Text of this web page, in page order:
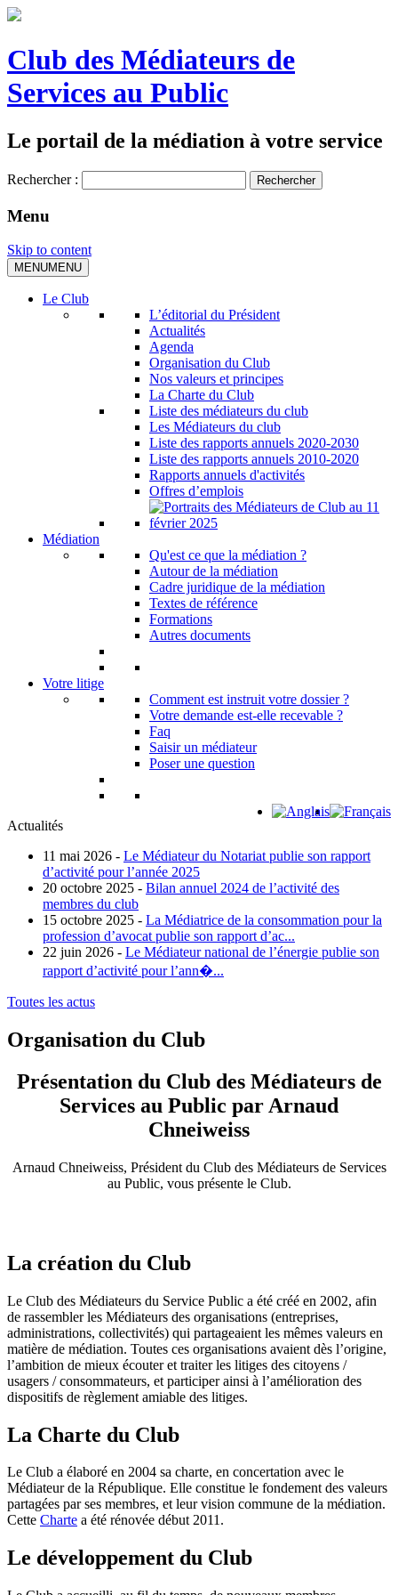
Club des Médiateurs de
Services au Public
Le portail de la médiation à votre service
Rechercher :
Menu
Skip to content
MENUMENU
Le Club
L’éditorial du Président
Actualités
Agenda
Organisation du Club
Nos valeurs et principes
La Charte du Club
Liste des médiateurs du club
Les Médiateurs du club
Liste des rapports annuels 2020-2030
Liste des rapports annuels 2010-2020
Rapports annuels d'activités
Offres d’emplois
Médiation
Qu'est ce que la médiation ?
Autour de la médiation
Cadre juridique de la médiation
Textes de référence
Formations
Autres documents
Votre litige
Comment est instruit votre dossier ?
Votre demande est-elle recevable ?
Faq
Saisir un médiateur
Poser une question
Actualités
11 mai 2026 - Le Médiateur du Notariat publie son rapport
d’activité pour l’année 2025
20 octobre 2025 - Bilan annuel 2024 de l’activité des
membres du club
15 octobre 2025 - La Médiatrice de la consommation pour la
profession d’avocat publie son rapport d’ac...
22 juin 2026 - Le Médiateur national de l’énergie publie son
rapport d’activité pour l’ann�...
Toutes les actus
Organisation du Club
Présentation du Club des Médiateurs de
Services au Public par Arnaud
Chneiweiss
Arnaud Chneiweiss, Président du Club des Médiateurs de Services
au Public, vous présente le Club.
La création du Club
Le Club des Médiateurs du Service Public a été créé en 2002, afin
de rassembler les Médiateurs des organisations (entreprises,
administrations, collectivités) qui partageaient les mêmes valeurs en
matière de médiation. Toutes ces organisations avaient dès l’origine,
l’ambition de mieux écouter et traiter les litiges des citoyens /
usagers / consommateurs, et participer ainsi à l’amélioration des
dispositifs de règlement amiable des litiges.
La Charte du Club
Le Club a élaboré en 2004 sa charte, en concertation avec le
Médiateur de la République. Elle constitue le fondement des valeurs
partagées par ses membres, et leur vision commune de la médiation.
Cette Charte a été rénovée début 2011.
Le développement du Club